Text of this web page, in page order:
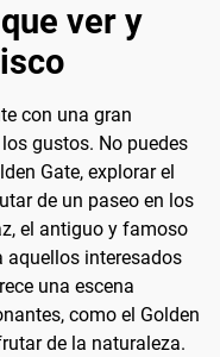
ver y
con una gran
gustos. No puedes
Gate, explorar el
de un paseo en los
el antiguo y famoso
aquellos interesados
una escena
como el Golden
de la naturaleza.